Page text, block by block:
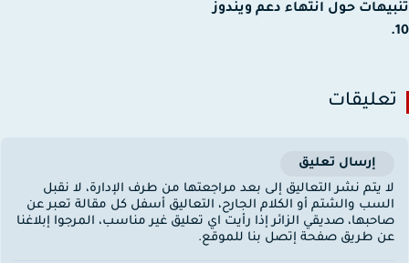
حول انتهاء دعم ويندوز
إرسال تعليق
يتم نشر التعاليق إلى بعد مراجعتها من طرف الإدارة، لا نقبل
والشتم أو الكلام الجارح، التعاليق أسفل كل مقالة تعبر عن
صديقي الزائر إذا رأيت اي تعليق غير مناسب، المرجوا إبلاغنا
طريق صفحة إتصل بنا للموقع.